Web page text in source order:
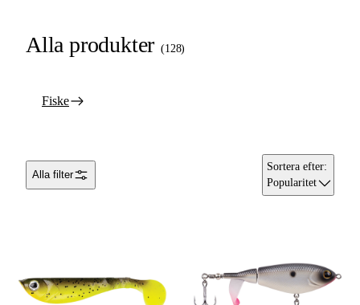
Alla produkter (128)
Fiske
Alla filter
Sortera efter:
Popularitet